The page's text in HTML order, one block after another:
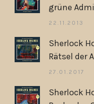
grüne
22.11.2013
Sherlock
Rätsel der
27.01.2017
Sherlock